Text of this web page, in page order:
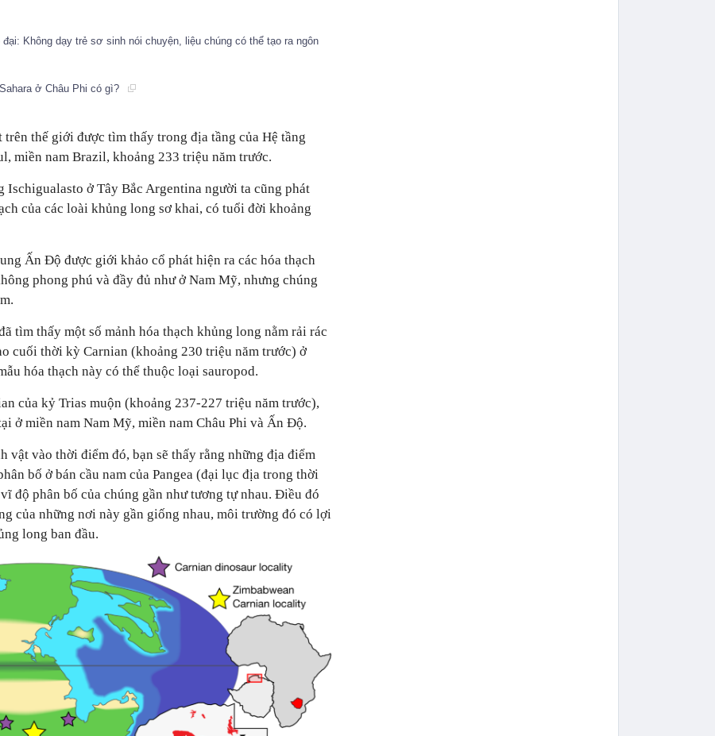
Không dạy trẻ sơ sinh nói chuyện, liệu chúng có thể tạo ra ngôn
ở Châu Phi có gì?
thế giới được tìm thấy trong địa tầng của Hệ tầng
miền nam Brazil, khoảng 233 triệu năm trước.
Ischigualasto ở Tây Bắc Argentina người ta cũng phát
của các loài khủng long sơ khai, có tuổi đời khoảng
Ấn Độ được giới khảo cổ phát hiện ra các hóa thạch
phong phú và đầy đủ như ở Nam Mỹ, nhưng chúng
tìm thấy một số mảnh hóa thạch khủng long nằm rải rác
cuối thời kỳ Carnian (khoảng 230 triệu năm trước) ở
hóa thạch này có thể thuộc loại sauropod.
của kỷ Trias muộn (khoảng 237-227 triệu năm trước),
ở miền nam Nam Mỹ, miền nam Châu Phi và Ấn Độ.
vật vào thời điểm đó, bạn sẽ thấy rằng những địa điểm
bố ở bán cầu nam của Pangea (đại lục địa trong thời
độ phân bố của chúng gần như tương tự nhau. Điều đó
của những nơi này gần giống nhau, môi trường đó có lợi
long ban đầu.